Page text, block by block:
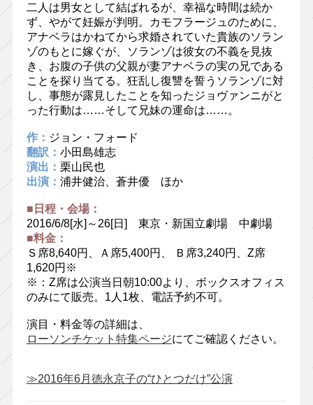
二人は男女として結ばれるが、幸福な時間は続か
ず、やがて妊娠が判明。カモフラージュのために、
アナベラはかねてから求婚されていた貴族のソラン
ゾのもとに嫁ぐが、ソランゾは彼女の不義を見抜
き、お腹の子供の父親が妻アナベラの実の兄である
ことを探り当てる。狂乱し復讐を誓うソランゾに対
し、事態が露見したことを知ったジョヴァンニがと
った行動は……そして兄妹の運命は……。
作： ジョン・フォード
翻訳： 小田島雄志
演出： 栗山民也
出演： 浦井健治、蒼井優 ほか
■日程・会場：
2016/6/8[水]～26[日] 東京・新国立劇場 中劇場
■料金：
Ｓ席8,640円、Ａ席5,400円、 Ｂ席3,240円、Z席
1,620円※
※：Z席は公演当日朝10:00より、ボックスオフィス
のみにて販売。1人1枚、電話予約不可。
演目・料金等の詳細は、
ローソンチケット特集ページにてご確認ください。
≫2016年6月徳永京子の“ひとつだけ”公演